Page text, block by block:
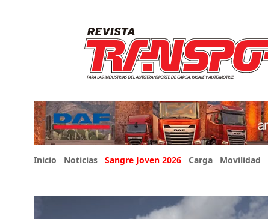
Inicio Noticias Sangre Joven 2026 Carga Movilidad